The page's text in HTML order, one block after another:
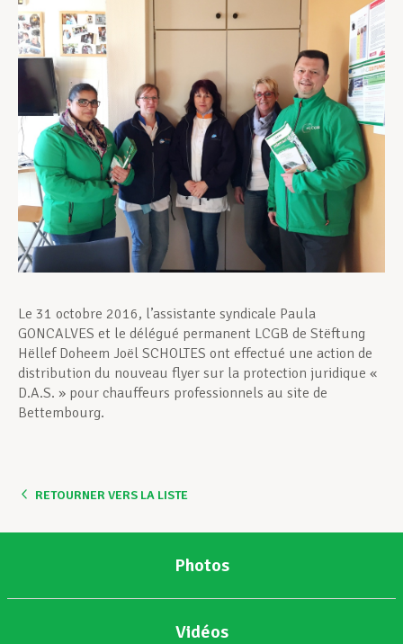
Développement professionnel
Devenir Membre
Actualités
Le 31 octobre 2016, l’assistante syndicale Paula
GONCALVES et le délégué permanent LCGB de Stëftung
Hëllef Doheem Joël SCHOLTES ont effectué une action de
distribution du nouveau flyer sur la protection juridique «
D.A.S. » pour chauffeurs professionnels au site de
Bettembourg.
RETOURNER VERS LA LISTE
Photos
Vidéos